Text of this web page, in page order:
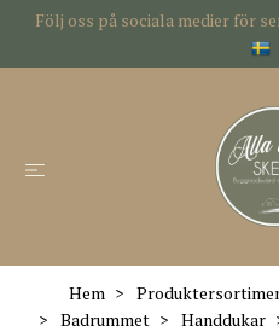
Följ oss på sociala medier för
Hem
Badrummet
Handdukar